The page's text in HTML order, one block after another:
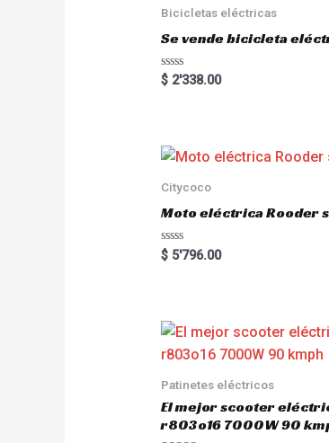
t
f
5
Bicicletas eléctricas
Se vende bicicleta
R
a
o
u
o
f
5
$2'338.00
Citycoco
Moto eléctrica Rooder
R
a
o
u
o
5
$5'796.00
Patinetes eléctricos
El mejor scooter
r803o16 7000W 90